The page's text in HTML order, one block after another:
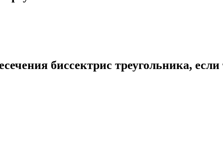
биссектрис треугольника,